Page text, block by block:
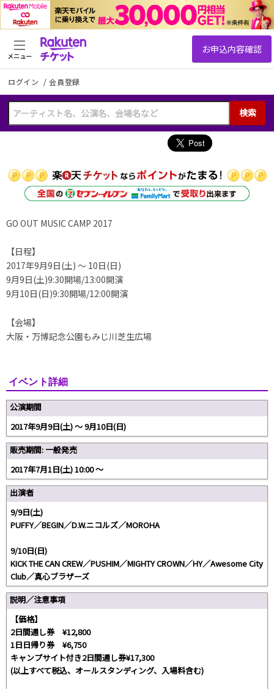
ログイン /会員登録
検索
メニュー
GO OUT MUSIC CAMP 2017
【日程】
2017年9月9日(土) ～ 10日(日)
9月9日(土)9:30開場/13:00開演
9月10日(日)9:30開場/12:00開演
【会場】
大阪・万博記念公園もみじ川芝生広場
イベント詳細
公演期間
2017年9月9日(土) ～ 9月10日(日)
販売期間: 一般発売
2017年7月1日(土) 10:00 〜
出演者
9/9日(土)
PUFFY／BEGIN／D.W.ニコルズ／MOROHA
9/10日(日)
KICK THE CAN CREW／PUSHIM／MIGHTY CROWN／HY／Awesome City
Club／真心ブラザーズ
説明／注意事項
【価格】
2日間通し券 ¥12,800
1日日帰り券 ¥6,750
キャンプサイト付き2日間通し券¥17,300
(以上すべて税込、オールスタンディング、入場料含む)